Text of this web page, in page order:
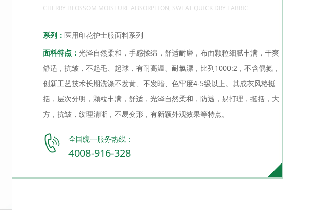
CHERRY BLOSSOM MOISTURE ABSORPTION, SWEAT QUICK DRY FABRIC
系列： 医用印花护士服面料系列
面料特点： 光泽自然柔和，手感揉绵，舒适耐磨，布面颗粒细腻丰满，干爽
舒适，抗皱，不起毛、起球，有耐高温、耐氯漂，比列1000:2，不含偶氮，
创新工艺技术长期洗涤不发黄、不发暗、色牢度4-5级以上。其成衣风格挺
括，层次分明，颗粒丰满，舒适，光泽自然柔和，防透，易打理，挺括，大
方，抗皱，纹理清晰，不易变形，有新颖外观效果等特点。
全国统一服务热线：
4008-916-328